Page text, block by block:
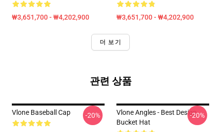
₩3,651,700 - ₩4,202,900 ₩3,651,700 - ₩4,202,900
더 보기
관련 상품
Vlone Baseball Cap -20%
Vlone Angles - Best Design
Bucket Hat
-20%